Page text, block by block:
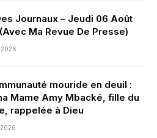
Journaux – Jeudi 06 Août
Ma Revue De Presse)
mouride en deuil :
Mame Amy Mbacké, fille du
rappelée à Dieu